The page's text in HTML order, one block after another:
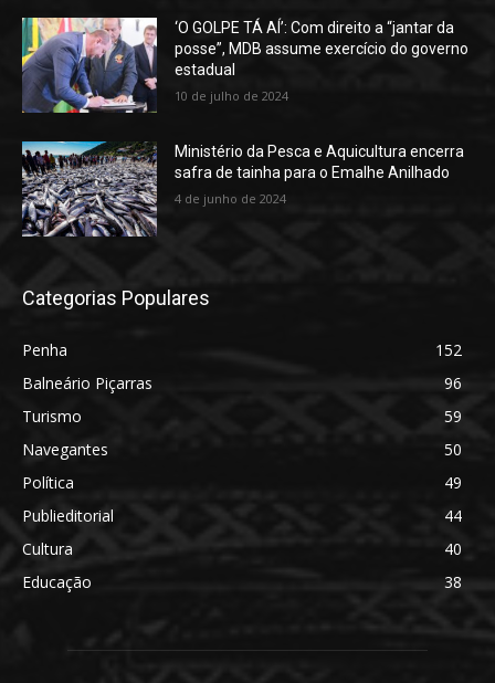
‘O GOLPE TÁ AÍ’: Com direito a “jantar da
posse”, MDB assume exercício do governo
estadual
10 de julho de 2024
Ministério da Pesca e Aquicultura encerra
safra de tainha para o Emalhe Anilhado
4 de junho de 2024
Categorias Populares
Penha
152
Balneário Piçarras
96
Turismo
59
Navegantes
50
Política
49
Publieditorial
44
Cultura
40
Educação
38